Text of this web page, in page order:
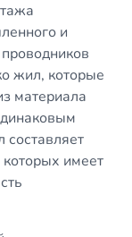
и
жил, которые
материала
имеет